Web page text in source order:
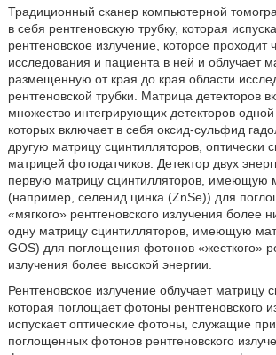
Традиционный сканер компьютерной
в себя рентгеновскую трубку, которая
рентгеновское излучение, которое проходит
исследования и пациента в ней и облучает
размещенную от края до края области
рентгеновской трубки. Матрица детекторов
множество интегрирующих детекторов
которых включает в себя оксид-сульфид
другую матрицу сцинтилляторов, оптически
матрицей фотодатчиков. Детектор двух
первую матрицу сцинтилляторов, имеющую
(например, селенид цинка (ZnSe)) для
«мягкого» рентгеновского излучения более
одну матрицу сцинтилляторов, имеющую
GOS) для поглощения фотонов «жесткого»
излучения более высокой энергии.
Рентгеновское излучение облучает матрицу
которая поглощает фотоны рентгеновского
испускает оптические фотоны, служащие
поглощенных фотонов рентгеновского